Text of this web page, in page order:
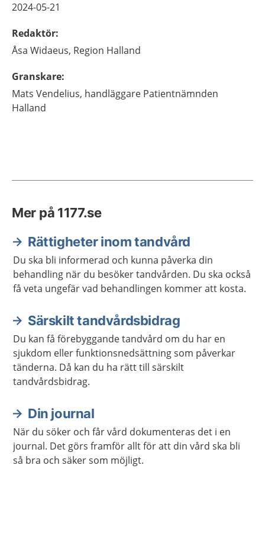
2024-05-21
Redaktör:
Åsa Widaeus, Region Halland
Granskare:
Mats Vendelius, handläggare Patientnämnden
Halland
Mer på 1177.se
Rättigheter inom tandvård
Du ska bli informerad och kunna påverka din
behandling när du besöker tandvården. Du ska också
få veta ungefär vad behandlingen kommer att kosta.
Särskilt tandvårdsbidrag
Du kan få förebyggande tandvård om du har en
sjukdom eller funktionsnedsättning som påverkar
tänderna. Då kan du ha rätt till särskilt
tandvårdsbidrag.
Din journal
När du söker och får vård dokumenteras det i en
journal. Det görs framför allt för att din vård ska bli
så bra och säker som möjligt.